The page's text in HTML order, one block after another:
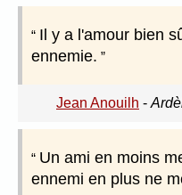
Il y a l'amour bien
ennemie.
Jean Anouilh -
Un ami en moins
ennemi en plus ne